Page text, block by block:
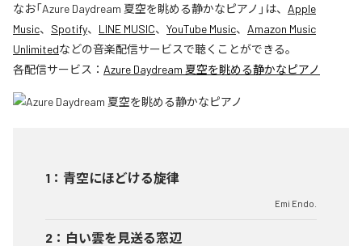
なお「Azure Daydream 夏空を眺める静かなピアノ 」は、 Apple
Music、 Spotify、 LINE MUSIC、 YouTube Music、 Amazon Music
Unlimitedなどの音楽配信サービスで聴くことができる。
各配信サービス： Azure Daydream 夏空を眺める静かなピアノ
1 ： 青空にほどける旋律
Emi Endo.
2 ： 白い雲を見送る窓辺